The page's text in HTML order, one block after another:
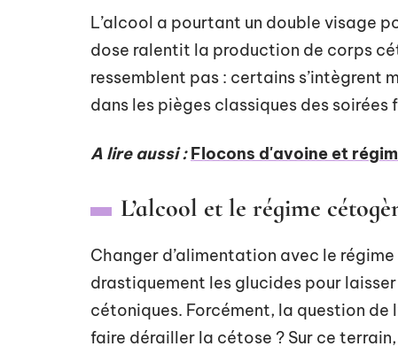
L’alcool a pourtant un double visage
dose ralentit la production de corps
ressemblent pas : certains s’intègrent
dans les pièges classiques des soirées
A lire aussi : Flocons d'avoine et
L’alcool et le régime
Changer d’alimentation avec le
drastiquement les glucides pour
cétoniques. Forcément, la question de
faire dérailler la cétose ? Sur ce